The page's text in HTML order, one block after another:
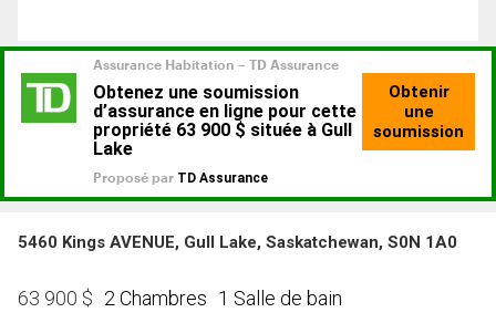
5460 Kings AVENUE, Gull Lake, Saskatchewan, S0N 1A0
63 900 $ 2 Chambres 1 Salle de bain